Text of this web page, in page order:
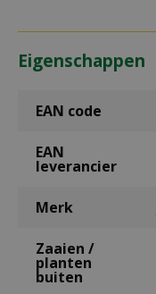
Eigenschappen
EAN code
EAN
leverancier
Merk
Zaaien /
planten
buiten